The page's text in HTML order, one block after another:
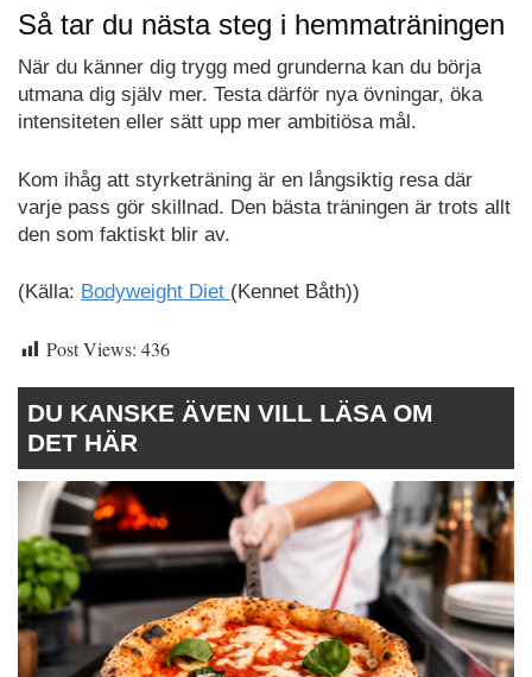
Så tar du nästa steg i hemmaträningen
När du känner dig trygg med grunderna kan du börja
utmana dig själv mer. Testa därför nya övningar, öka
intensiteten eller sätt upp mer ambitiösa mål.
Kom ihåg att styrketräning är en långsiktig resa där
varje pass gör skillnad. Den bästa träningen är trots allt
den som faktiskt blir av.
(Källa: Bodyweight Diet (Kennet Båth))
Post Views: 436
DU KANSKE ÄVEN VILL LÄSA OM
DET HÄR